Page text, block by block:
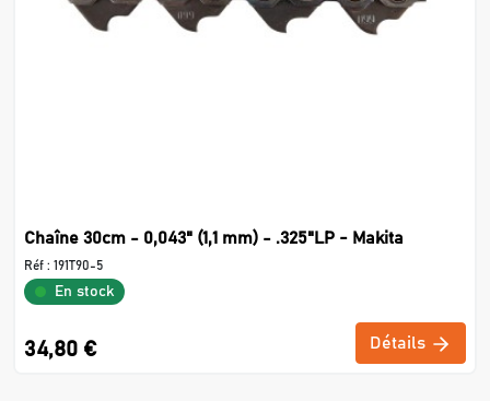
Chaîne 30cm - 0,043" (1,1 mm) - .325"LP - Makita
Réf : 191T90-5
En stock
34,80 € Détails